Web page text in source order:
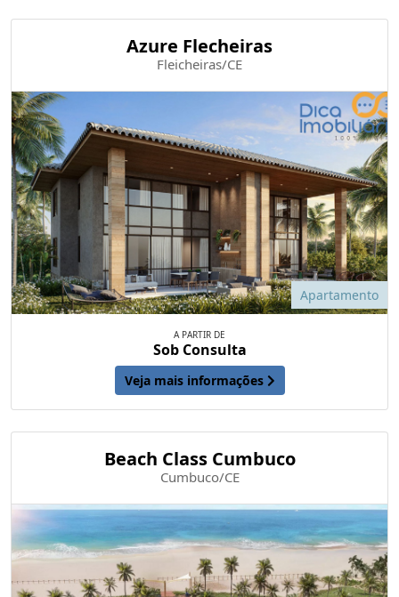
Azure Flecheiras
Fleicheiras/CE
Apartamento
A PARTIR DE
Sob Consulta
Veja mais informações
Beach Class Cumbuco
Cumbuco/CE